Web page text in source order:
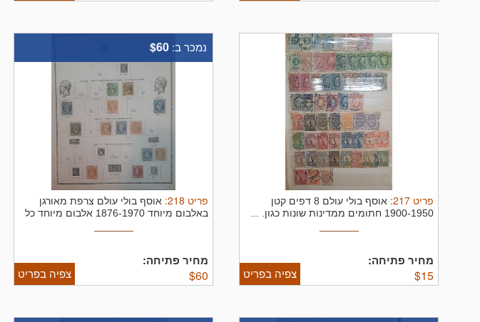
פריט 217
:
אוסף בולי עולם 8 דפים קטן
1900-1950 חתומים ממדינות שונות כגון. ...
מחיר פתיחה:
$15 צפיה בפריט
נמכר ב: $60
פריט 218
: אוסף בולי עולם צרפת מאורגן
באלבום מיוחד 1876-1970 אלבום מיוחד כל
מחיר פתיחה:
$60 צפיה בפריט